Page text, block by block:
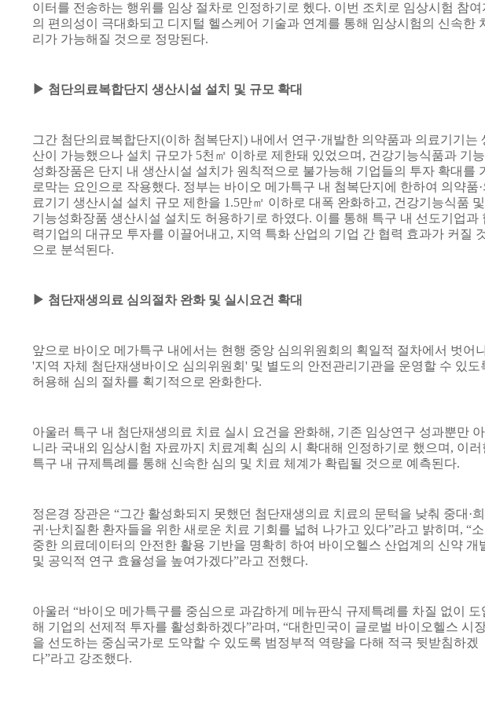
이터를 전송하는 행위를 임상 절차로 인정하기로 헸다. 이번 조치로 임상시험 참여
의 편의성이 극대화되고 디지털 헬스케어 기술과 연계를 통해 임상시험의 신속한
리가 가능해질 것으로 정망된다.
▶ 첨단의료복합단지 생산시설 설치 및 규모 확대
그간 첨단의료복합단지 (이하 첨복단지 ) 내에서 연구·개발한 의약품과 의료기기는
산이 가능했으나 설치 규모가 5천 ㎡ 이하로 제한돼 있었으며 , 건강기능식품과 기능
성화장품은 단지 내 생산시설 설치가 원칙적으로 불가능해 기업들의 투자 확대를
로막는 요인으로 작용했다. 정부는 바이오 메가특구 내 첨복단지에 한하여 의약품·
료기기 생산시설 설치 규모 제한을 1.5만㎡ 이하로 대폭 완화하고, 건강기능식품 및
기능성화장품 생산시설 설치도 허용하기로 하였다. 이를 통해 특구 내 선도기업과
력기업의 대규모 투자를 이끌어내고, 지역 특화 산업의 기업 간 협력 효과가 커질
으로 분석된다.
▶ 첨단재생의료 심의절차 완화 및 실시요건 확대
앞으로 바이오 메가특구 내에서는 현행 중앙 심의위원회의 획일적 절차에서 벗어
'지역 자체 첨단재생바이오 심의위원회 ' 및 별도의 안전관리기관을 운영할 수 있도
허용해 심의 절차를 획기적으로 완화한다.
아울러 특구 내 첨단재생의료 치료 실시 요건을 완화해 , 기존 임상연구 성과뿐만 아
니라 국내외 임상시험 자료까지 치료계획 심의 시 확대해 인정하기로 했으며 , 이러
특구 내 규제특례를 통해 신속한 심의 및 치료 체계가 확립될 것으로 예측된다.
정은경 장관은 “그간 활성화되지 못했던 첨단재생의료 치료의 문턱을 낮춰 중대 ·희
귀 ·난치질환 환자들을 위한 새로운 치료 기회를 넓혀 나가고 있다”라고 밝히며 , “소
중한 의료데이터의 안전한 활용 기반을 명확히 하여 바이오헬스 산업계의 신약 개
및 공익적 연구 효율성을 높여가겠다”라고 전했다.
아울러 “바이오 메가특구를 중심으로 과감하게 메뉴판식 규제특례를 차질 없이 도
해 기업의 선제적 투자를 활성화하겠다”라며 , “대한민국이 글로벌 바이오헬스 시
을 선도하는 중심국가로 도약할 수 있도록 범정부적 역량을 다해 적극 뒷받침하겠
다”라고 강조했다.